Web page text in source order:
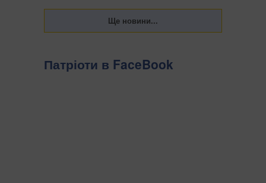
Патріоти в FaceBook